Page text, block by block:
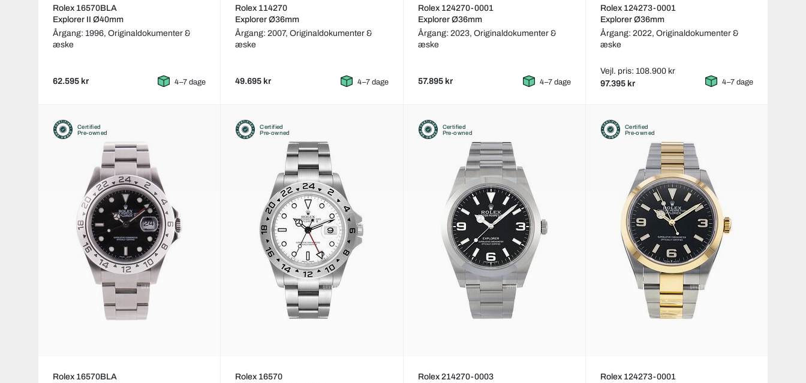
Rolex 16570BLA
Explorer II Ø40mm
Årgang: 1996, Originaldokumenter &
æske
62.595 kr 4–7 dage
Rolex 114270
Explorer Ø36mm
Årgang: 2007,Originaldokumenter &
æske
49.695 kr 4–7 dage
Rolex 124270-0001
Explorer Ø36mm
Årgang: 2023, Originaldokumenter &
æske
57.895 kr 4–7 dage
Rolex 124273-0001
Explorer Ø36mm
Årgang: 2022, Originaldokumenter &
æske
Vejl. pris: 108.900 kr
97.395 kr 4–7 dage
Certified
Pre-owned
Rolex 16570BLA
Certified
Pre-owned
Rolex 16570
Certified
Pre-owned
Rolex 214270-0003
Certified
Pre-owned
Rolex 124273-0001